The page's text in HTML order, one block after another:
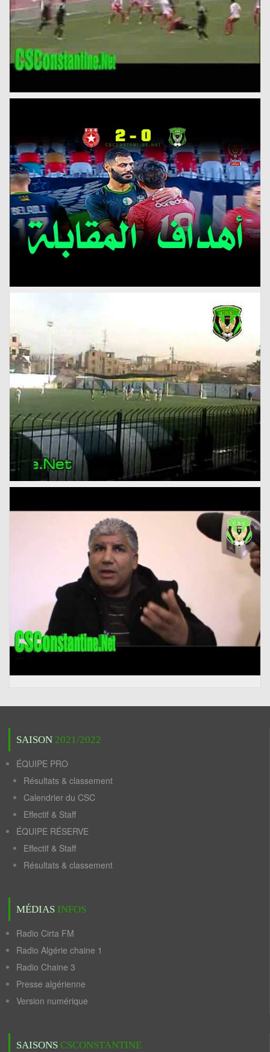
SAISON 2021/2022
ÉQUIPE PRO
Résultats & classement
Calendrier du CSC
Effectif & Staff
ÉQUIPE RÉSERVE
Effectif & Staff
Résultats & classement
MÉDIAS INFOS
Radio Cirta FM
Radio Algérie chaine 1
Radio Chaine 3
Presse algérienne
Version numérique
SAISONS CSCONSTANTINE